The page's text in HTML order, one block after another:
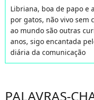
Libriana, boa de papo e
por gatos, não vivo sem
ao mundo são outras
anos, sigo encantada
diária da comunicação
PALAVRAS-